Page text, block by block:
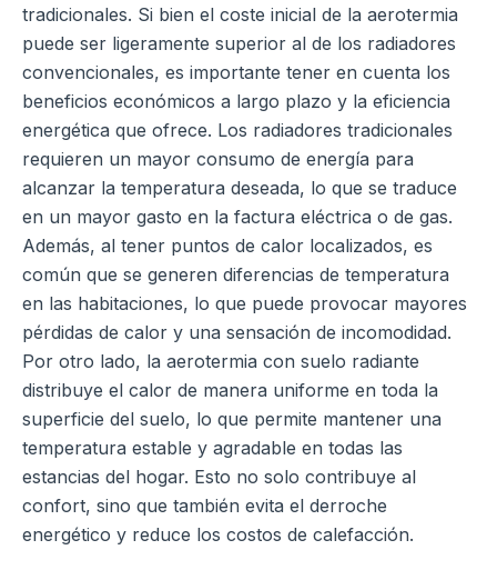
tradicionales. Si bien el coste inicial de la aerotermia
puede ser ligeramente superior al de los radiadores
convencionales, es importante tener en cuenta los
beneficios económicos a largo plazo y la eficiencia
energética que ofrece. Los radiadores tradicionales
requieren un mayor consumo de energía para
alcanzar la temperatura deseada, lo que se traduce
en un mayor gasto en la factura eléctrica o de gas.
Además, al tener puntos de calor localizados, es
común que se generen diferencias de temperatura
en las habitaciones, lo que puede provocar mayores
pérdidas de calor y una sensación de incomodidad.
Por otro lado, la aerotermia con suelo radiante
distribuye el calor de manera uniforme en toda la
superficie del suelo, lo que permite mantener una
temperatura estable y agradable en todas las
estancias del hogar. Esto no solo contribuye al
confort, sino que también evita el derroche
energético y reduce los costos de calefacción.